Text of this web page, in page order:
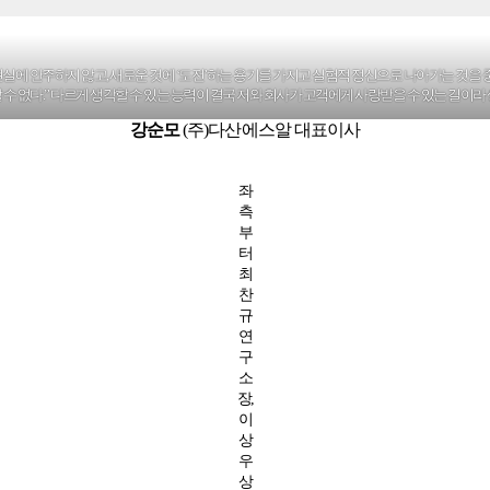
실에 안주하지 않고, 새로운 것에 ‘도전’하는 용기를 가지고 실험적 정신으로 나아가는 것을
없다.” 다르게 생각할 수 있는 능력이 결국 저와 회사가 고객에게 사랑받을 수 있는 길이라
강순모(주)다산에스알 대표이사
좌
측
부
터
최
찬
규
연
구
소
장,
이
상
우
상